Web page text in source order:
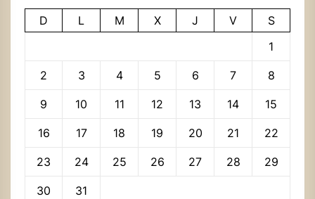
D L M X J V
S
1
2 3 4 5 6 7 8
9 10 11 12 13 14 15
16 17 18 19 20 21 22
23 24 25 26 27 28 29
30
31